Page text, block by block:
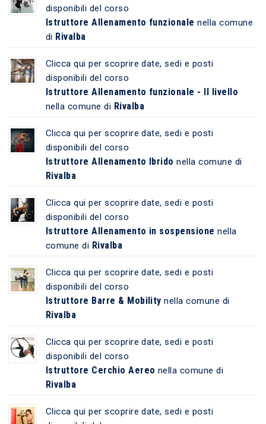
disponibili del corso
Istruttore Allenamento funzionale nella comune
di Rivalba
Clicca qui per scoprire date, sedi e posti
disponibili del corso
Istruttore Allenamento funzionale - II livello
nella comune di Rivalba
Clicca qui per scoprire date, sedi e posti
disponibili del corso
Istruttore Allenamento Ibrido nella comune di
Rivalba
Clicca qui per scoprire date, sedi e posti
disponibili del corso
Istruttore Allenamento in sospensione nella
comune di Rivalba
Clicca qui per scoprire date, sedi e posti
disponibili del corso
Istruttore Barre & Mobility nella comune di
Rivalba
Clicca qui per scoprire date, sedi e posti
disponibili del corso
Istruttore Cerchio Aereo nella comune di
Rivalba
Clicca qui per scoprire date, sedi e posti